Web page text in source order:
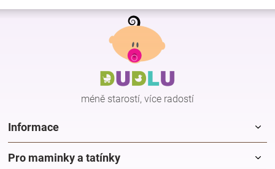
Z
méně starostí, více radostí
Informace
Pro maminky a tatínky